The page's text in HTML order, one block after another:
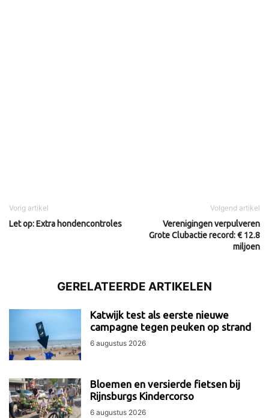
Vorig artikel
Let op: Extra hondencontroles
Volgend artikel
Verenigingen verpulveren
Grote Clubactie record: € 12.8
miljoen
GERELATEERDE ARTIKELEN
Katwijk test als eerste nieuwe
campagne tegen peuken op strand
6 augustus 2026
Bloemen en versierde fietsen bij
Rijnsburgs Kindercorso
6 augustus 2026